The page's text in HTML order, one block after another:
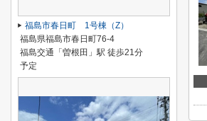
福島市春日町 1号棟（Z）
福島県福島市春日町76-4
福島交通「曽根田」駅 徒歩21分
予定